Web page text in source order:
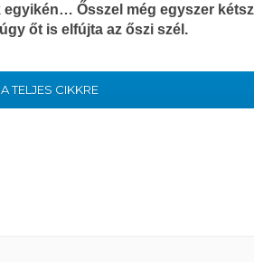
Ősszel még egyszer
őt is elfújta az őszi szél.
TELJES CIKKRE